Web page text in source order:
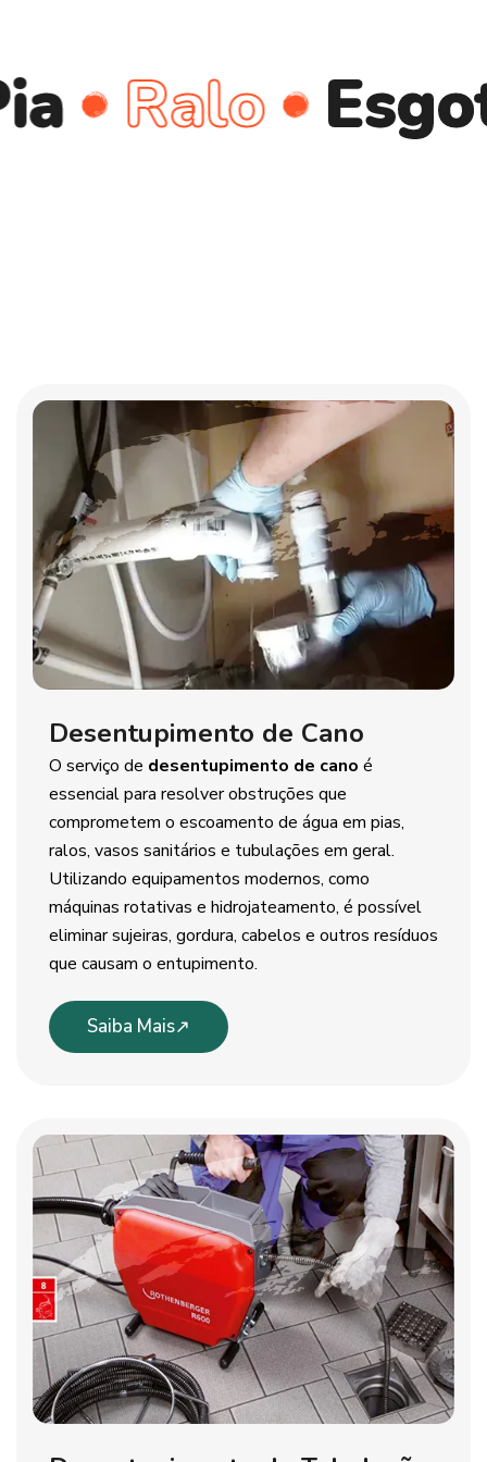
Esgoto
Desentupimento de Cano
O serviço de desentupimento de cano é
essencial para resolver obstruções que
comprometem o escoamento de água em pias,
ralos, vasos sanitários e tubulações em geral.
Utilizando equipamentos modernos, como
máquinas rotativas e hidrojateamento, é possível
eliminar sujeiras, gordura, cabelos e outros resíduos
que causam o entupimento.
Saiba Mais